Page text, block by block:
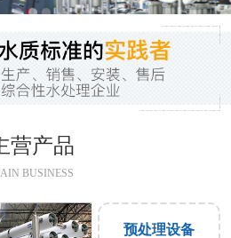
营产品
BUSINESS
预处理设备